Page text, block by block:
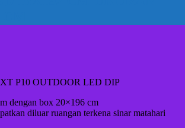
P10 OUTDOOR LED DIP
dengan box 20×196 cm
diluar ruangan terkena sinar matahari